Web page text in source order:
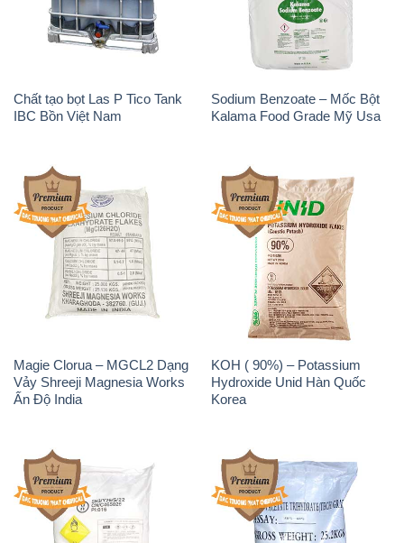
Chất tạo bọt Las P Tico Tank
IBC Bồn Việt Nam
Sodium Benzoate – Mốc Bột
Kalama Food Grade Mỹ Usa
Magie Clorua – MGCL2 Dạng
Vảy Shreeji Magnesia Works
Ấn Độ India
KOH ( 90%) – Potassium
Hydroxide Unid Hàn Quốc
Korea